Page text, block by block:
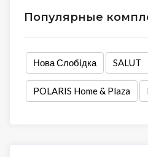
Популярные
Нова Слобiдка SALUT
POLARIS Home & Plaza